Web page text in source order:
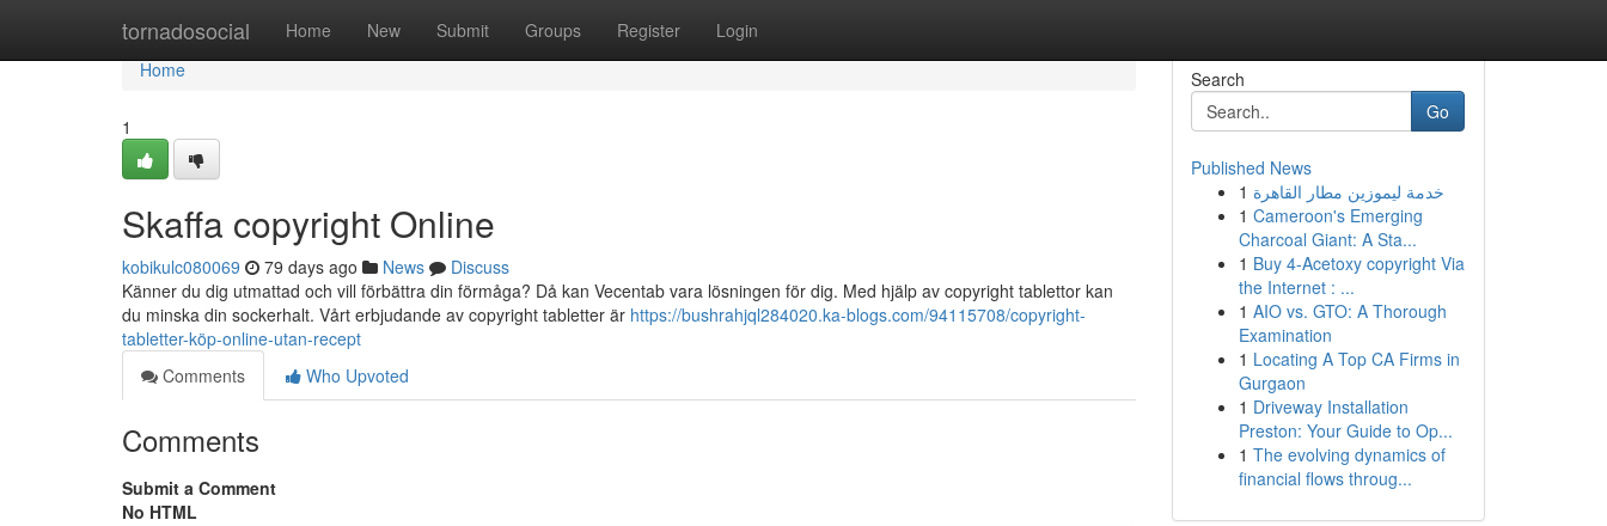
tornadosocial Home New Submit Groups Register Login
Home
Home
1
Skaffa copyright Online
kobikulc080069 79 days ago News
Discuss
Känner du dig utmattad och vill förbättra din förmåga? Då kan Vecentab vara lösningen för dig. Med hjälp av copyright tablettor kan
du minska din sockerhalt. Vårt erbjudande av copyright tabletter är https://bushrahjql284020.ka-blogs.com/94115708/copyright-
tabletter-köp-online-utan-recept
Comments
Who Upvoted
Comments
Submit a Comment
No HTML
Search
Go
Published News
1 خدمة ليموزين مطار القاهرة
1 Cameroon's Emerging
Charcoal Giant: A Sta...
1 Buy 4-Acetoxy copyright Via
the Internet : ...
1 AIO vs. GTO: A Thorough
Examination
1 Locating A Top CA Firms in
Gurgaon
1 Driveway Installation
Preston: Your Guide to Op...
1 The evolving dynamics of
financial flows throug...